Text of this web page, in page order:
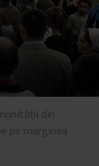
din
pe marginea